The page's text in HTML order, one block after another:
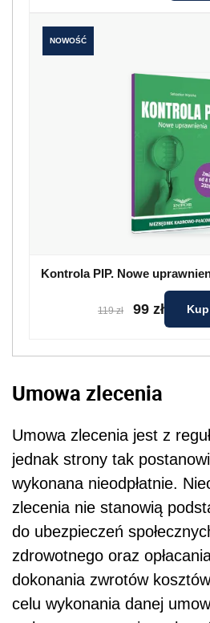
NOWOŚĆ
Kontrola PIP. Nowe
119 zł 99 zł
Umowa zlecenia
Umowa zlecenia jest z
jednak strony tak
wykonana nieodpłatnie.
zlecenia nie stanowią
do ubezpieczeń
zdrowotnego oraz
dokonania zwrotów
celu wykonania danej